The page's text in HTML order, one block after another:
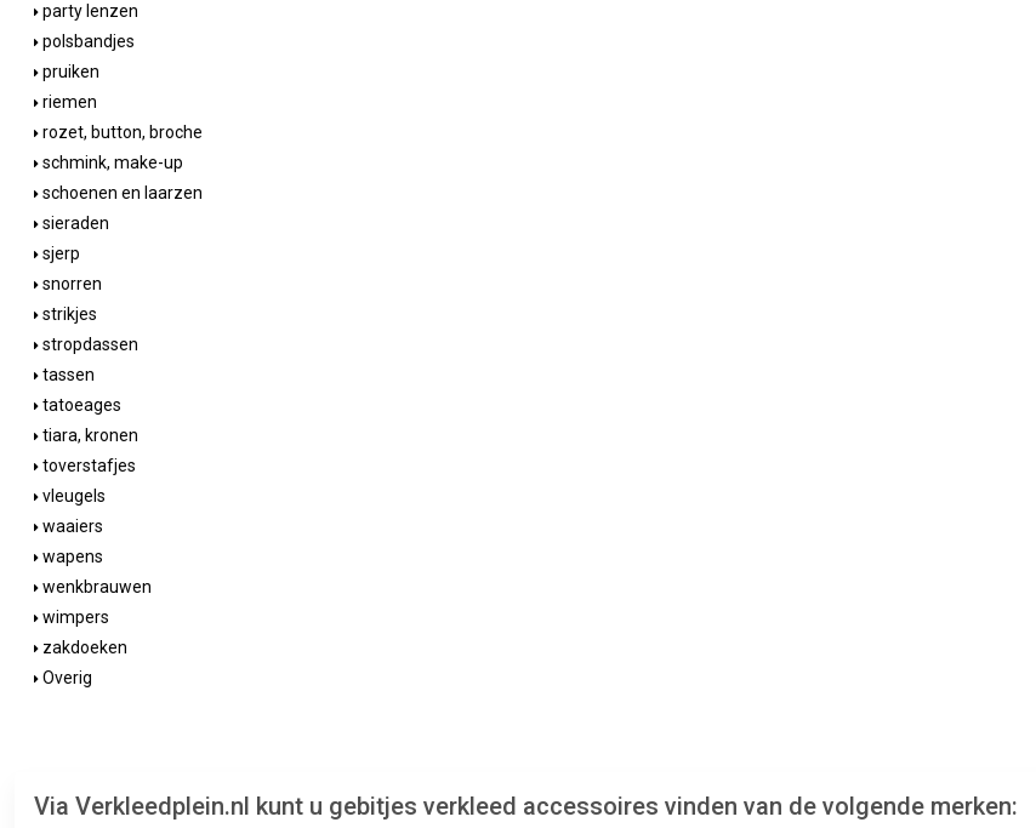
party lenzen
polsbandjes
pruiken
riemen
rozet, button, broche
schmink, make-up
schoenen en laarzen
sieraden
sjerp
snorren
strikjes
stropdassen
tassen
tatoeages
tiara, kronen
toverstafjes
vleugels
waaiers
wapens
wenkbrauwen
wimpers
zakdoeken
Overig
Via Verkleedplein.nl kunt u gebitjes verkleed accessoires vinden van de volgende merken: